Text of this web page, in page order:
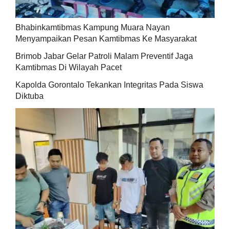
Bhabinkamtibmas Kampung Muara Nayan
Menyampaikan Pesan Kamtibmas Ke Masyarakat
Brimob Jabar Gelar Patroli Malam Preventif Jaga
Kamtibmas Di Wilayah Pacet
Kapolda Gorontalo Tekankan Integritas Pada Siswa
Diktuba